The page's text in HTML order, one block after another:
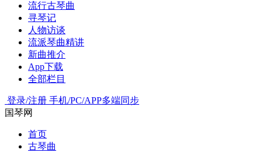
流行古琴曲
寻琴记
人物访谈
流派琴曲精讲
新曲推介
App下载
全部栏目
登录/注册 手机/PC/APP多端同步
国琴网
首页
古琴曲